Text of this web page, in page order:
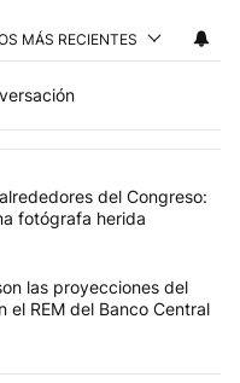
MÁS RECIENTES
más comentarios en los
"La violencia sigue en los
del Congreso:
fotógrafa herida
y dólar: cuáles
las proyecciones del
el REM del Banco Central